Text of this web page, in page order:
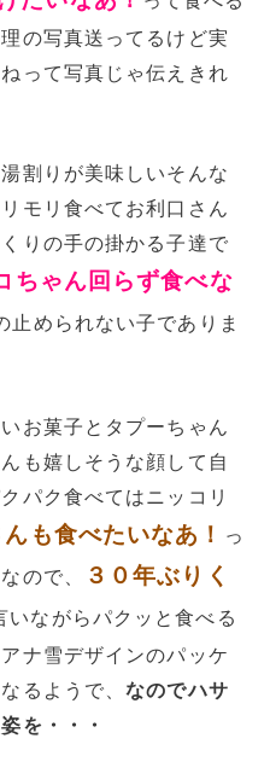
の写真送ってるけど実
って写真じゃ伝えきれ
割りが美味しいそんな
モリ食べてお利口さん
りの手の掛かる子達で
ちゃん回らず食べな
止められない子でありま
お菓子とタプーちゃん
も嬉しそうな顔して自
パク食べてはニッコリ
も食べたいなあ！
っ
ので、
３０年ぶりく
いながらパクッと食べる
ナ雪デザインのパッケ
るようで、なのでハサ
を・・・